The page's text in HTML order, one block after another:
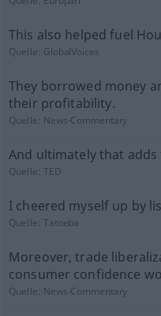
This also helped fuel
Quelle: GlobalVoices
They borrowed money
their profitability.
Quelle: News-Commentary
And ultimately that
Quelle:TED
I cheered myself up by
Quelle:Tatoeba
Moreover, trade
consumer confidence
Quelle: News-Commentary